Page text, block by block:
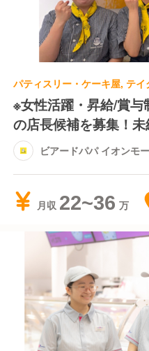
※女性活躍・昇給/賞
の店長候補を募集！
ビアードパパ イオンモ
月収 22~36